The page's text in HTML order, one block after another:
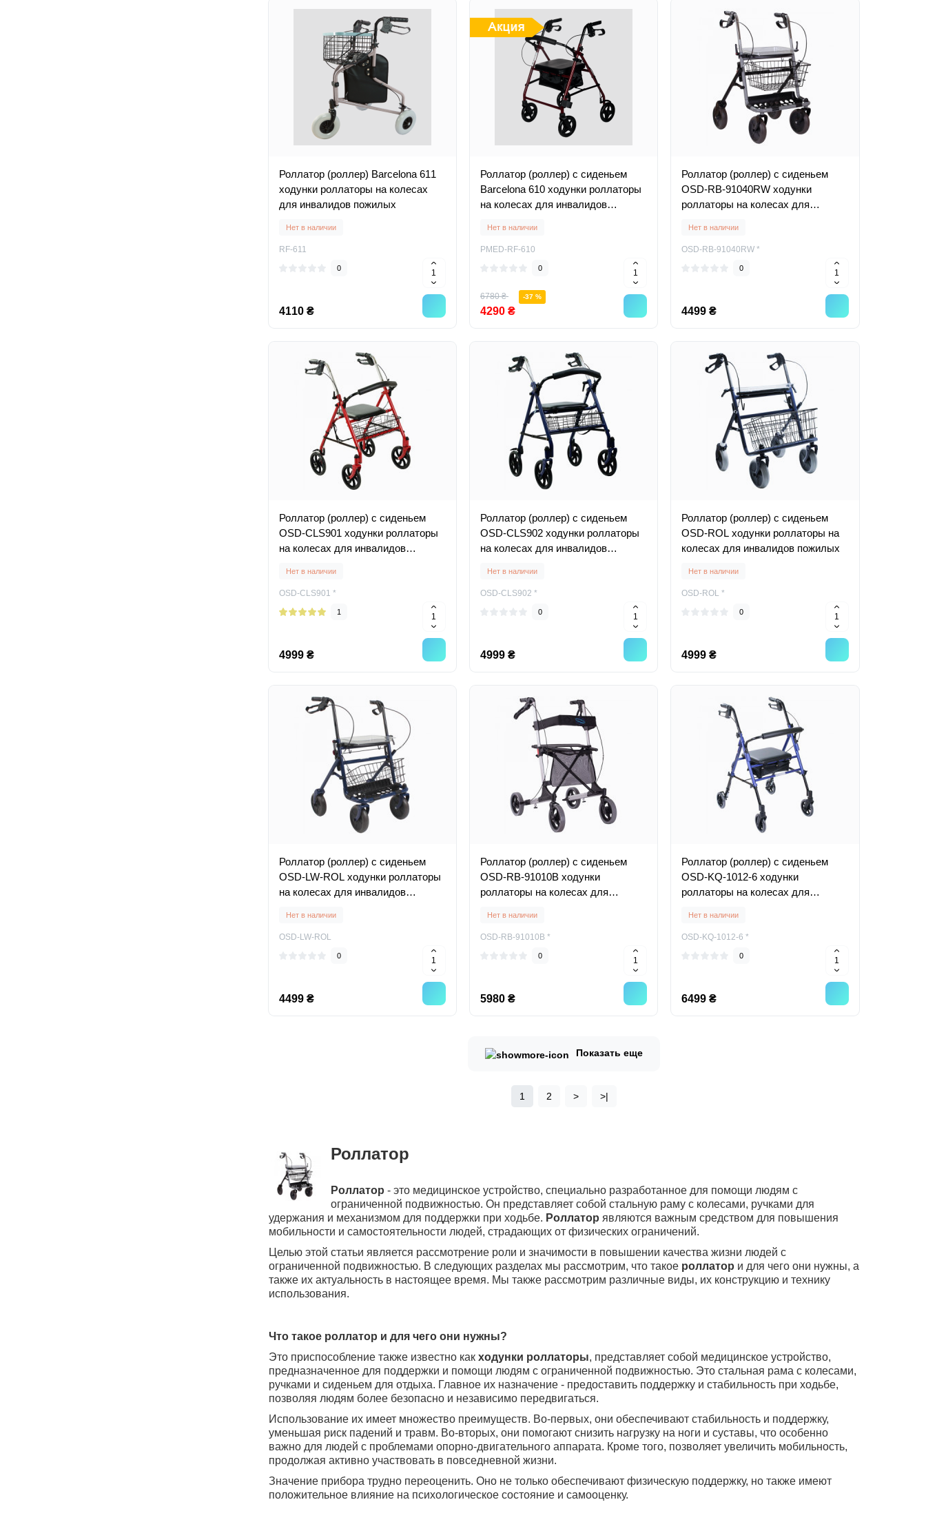
Роллатор (роллер) Barcelona 611
ходунки роллаторы на колесах
для инвалидов пожилых
Нет в наличии
RF-611
0
4110 ₴
Роллатор (роллер) с сиденьем
Barcelona 610 ходунки роллаторы
на колесах для инвалидов
Нет в наличии
PMED-RF-610
0
6780 ₴ -37 %
4290 ₴
Роллатор (роллер) с сиденьем
OSD-RB-91040RW ходунки
роллаторы на колесах для
Нет в наличии
OSD-RB-91040RW *
0
4499 ₴
Роллатор (роллер) с сиденьем
OSD-CLS901 ходунки роллаторы
на колесах для инвалидов
Нет в наличии
OSD-CLS901 *
1
4999 ₴
Роллатор (роллер) с сиденьем
OSD-CLS902 ходунки роллаторы
на колесах для инвалидов
Нет в наличии
OSD-CLS902 *
0
4999 ₴
Роллатор (роллер) с сиденьем
OSD-ROL ходунки роллаторы на
колесах для инвалидов пожилых
Нет в наличии
OSD-ROL *
0
4999 ₴
Роллатор (роллер) с сиденьем
OSD-LW-ROL ходунки роллаторы
на колесах для инвалидов
Нет в наличии
OSD-LW-ROL
0
4499 ₴
Роллатор (роллер) с сиденьем
OSD-RB-91010B ходунки
роллаторы на колесах для
Нет в наличии
OSD-RB-91010B *
0
5980 ₴
Роллатор (роллер) с сиденьем
OSD-KQ-1012-6 ходунки
роллаторы на колесах для
Нет в наличии
OSD-KQ-1012-6 *
0
6499 ₴
Показать еще
1 2 > >|
Роллатор
Роллатор - это медицинское устройство, специально разработанное для помощи людям с
ограниченной подвижностью. Он представляет собой стальную раму с колесами, ручками для
удержания и механизмом для поддержки при ходьбе. Роллатор являются важным средством для повышения
мобильности и самостоятельности людей, страдающих от физических ограничений.
Целью этой статьи является рассмотрение роли и значимости в повышении качества жизни людей с
ограниченной подвижностью. В следующих разделах мы рассмотрим, что такое роллатор и для чего они нужны, а
также их актуальность в настоящее время. Мы также рассмотрим различные виды, их конструкцию и технику
использования.
Что такое роллатор и для чего они нужны?
Это приспособление также известно как ходунки роллаторы, представляет собой медицинское устройство,
предназначенное для поддержки и помощи людям с ограниченной подвижностью. Это стальная рама с колесами,
ручками и сиденьем для отдыха. Главное их назначение - предоставить поддержку и стабильность при ходьбе,
позволяя людям более безопасно и независимо передвигаться.
Использование их имеет множество преимуществ. Во-первых, они обеспечивают стабильность и поддержку,
уменьшая риск падений и травм. Во-вторых, они помогают снизить нагрузку на ноги и суставы, что особенно
важно для людей с проблемами опорно-двигательного аппарата. Кроме того, позволяет увеличить мобильность,
продолжая активно участвовать в повседневной жизни.
Значение прибора трудно переоценить. Оно не только обеспечивают физическую поддержку, но также имеют
положительное влияние на психологическое состояние и самооценку.